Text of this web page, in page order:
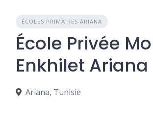
ÉCOLES PRIMAIRES ARIANA
École Privée
Enkhilet Ariana
Ariana, Tunisie